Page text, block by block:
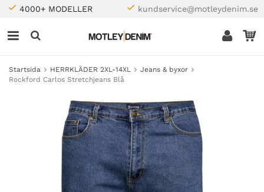
4000+ MODELLER kundservice@motleydenim.se
Startsida HERRKLÄDER 2XL-14XL
Jeans & byxor
Rockford Carlos Stretchjeans Blå